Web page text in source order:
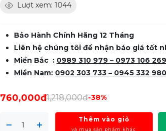
Lượt xem: 1044
Bảo Hành Chính Hãng 12 Tháng
Liên hệ chúng tôi để nhận báo giá tốt
Miền Bắc : 0989 310 979 – 0973 106 269
Miền Nam: 0902 303 733 – 0945 332 980
760,000đ1,218,000đ-38%
Thêm vào giỏ
và mua sản phẩm khác